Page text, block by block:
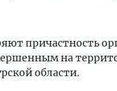
причастность
на
области.